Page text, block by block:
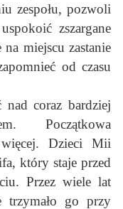
zespołu, pozwoli
zszargane
miejscu zastanie
od czasu
coraz bardziej
Początkowa
Dzieci Mii
który staje przed
Przez wiele lat
trzymało go przy